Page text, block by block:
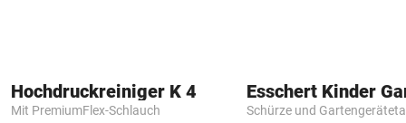
Hochdruckreiniger K 4
Mit PremiumFlex-Schlauch Schürze und